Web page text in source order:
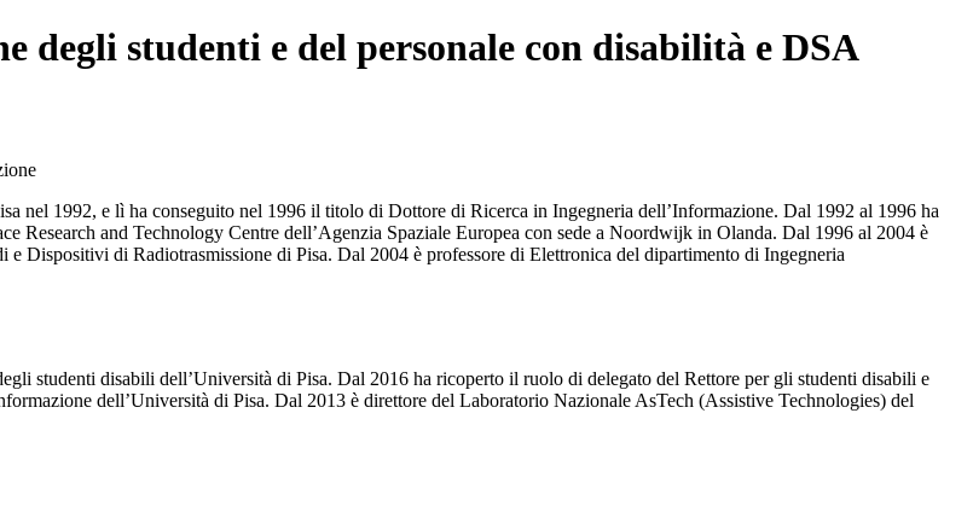
degli studenti e del personale con disabilità e DSA
nel 1992, e lì ha conseguito nel 1996 il titolo di Dottore di Ricerca in Ingegneria dell’Informazione. Dal 1992 al 1996 ha
Research and Technology Centre dell’Agenzia Spaziale Europea con sede a Noordwijk in Olanda. Dal 1996 al 2004 è
Dispositivi di Radiotrasmissione di Pisa. Dal 2004 è professore di Elettronica del dipartimento di Ingegneria
studenti disabili dell’Università di Pisa. Dal 2016 ha ricoperto il ruolo di delegato del Rettore per gli studenti disabili e
dell’Università di Pisa. Dal 2013 è direttore del Laboratorio Nazionale AsTech (Assistive Technologies) del